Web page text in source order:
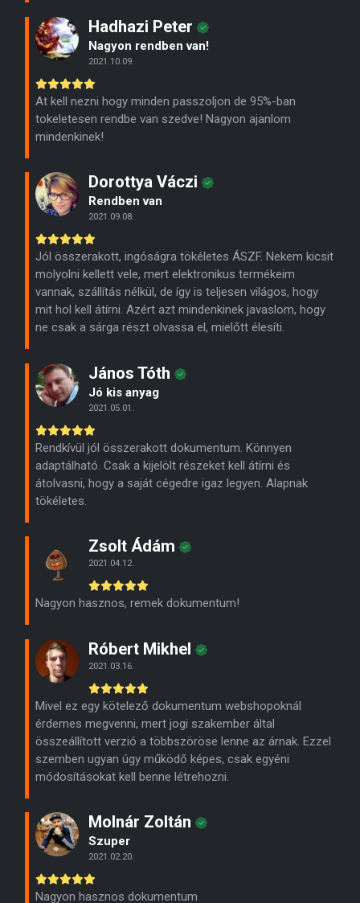
Hadhazi Peter
Nagyon rendben van!
2021.10.09.
At kell nezni hogy minden passzoljon de 95%-ban
tokeletesen rendbe van szedve! Nagyon ajanlom
mindenkinek!
Dorottya Váczi
Rendben van
2021.09.08.
Jól összerakott, ingóságra tökéletes ÁSZF. Nekem kicsit
molyolni kellett vele, mert elektronikus termékeim
vannak, szállítás nélkül, de így is teljesen világos, hogy
mit hol kell átírni. Azért azt mindenkinek javaslom, hogy
ne csak a sárga részt olvassa el, mielőtt élesíti.
János Tóth
Jó kis anyag
2021.05.01.
Rendkívül jól összerakott dokumentum. Könnyen
adaptálható. Csak a kijelölt részeket kell átírni és
átolvasni, hogy a saját cégedre igaz legyen. Alapnak
tökéletes.
Zsolt Ádám
2021.04.12.
Nagyon hasznos, remek dokumentum!
Róbert Mikhel
2021.03.16.
Mivel ez egy kötelező dokumentum webshopoknál
érdemes megvenni, mert jogi szakember által
összeállított verzió a többszöröse lenne az árnak. Ezzel
szemben ugyan úgy működő képes, csak egyéni
módosításokat kell benne létrehozni.
Molnár Zoltán
Szuper
2021.02.20.
Nagyon hasznos dokumentum